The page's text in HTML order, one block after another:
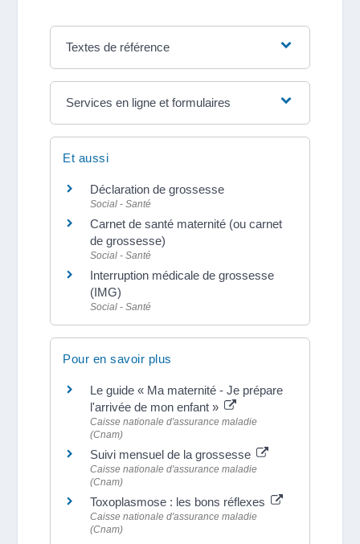
Textes de référence
Services en ligne et formulaires
Et aussi
Déclaration de grossesse
Social - Santé
Carnet de santé maternité (ou carnet
de grossesse)
Social - Santé
Interruption médicale de grossesse
(IMG)
Social - Santé
Pour en savoir plus
Le guide « Ma maternité - Je prépare
l'arrivée de mon enfant »
Caisse nationale d'assurance maladie
(Cnam)
Suivi mensuel de la grossesse
Caisse nationale d'assurance maladie
(Cnam)
Toxoplasmose : les bons réflexes
Caisse nationale d'assurance maladie
(Cnam)